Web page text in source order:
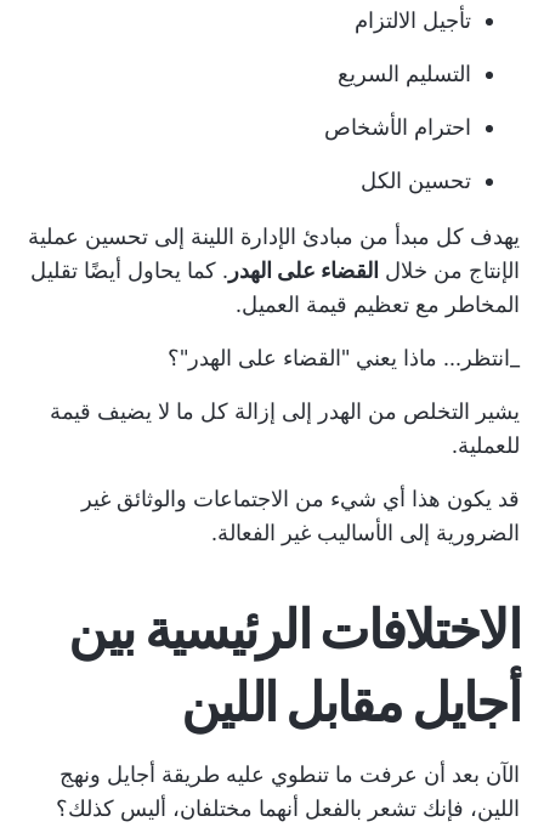
تأجيل الالتزام
التسليم السريع
احترام الأشخاص
تحسين الكل
يهدف كل مبدأ من مبادئ الإدارة اللينة إلى تحسين عملية
الإنتاج من خلال القضاء على الهدر . كما يحاول أيضًا تقليل
المخاطر مع تعظيم قيمة العميل.
_انتظر... ماذا يعني "القضاء على الهدر"؟
يشير التخلص من الهدر إلى إزالة كل ما لا يضيف قيمة
للعملية.
قد يكون هذا أي شيء من الاجتماعات والوثائق غير
الضرورية إلى الأساليب غير الفعالة.
الاختلافات الرئيسية بين
أجايل مقابل اللين
الآن بعد أن عرفت ما تنطوي عليه طريقة أجايل ونهج
اللين، فإنك تشعر بالفعل أنهما مختلفان، أليس كذلك؟